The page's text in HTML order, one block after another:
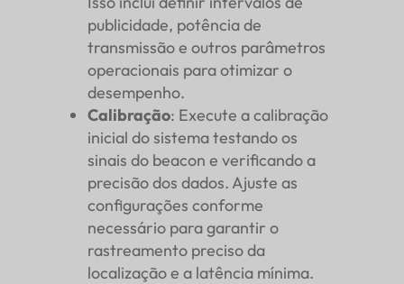
publicidade, potência de
transmissão e outros parâmetros
operacionais para otimizar o
desempenho.
Calibração: Execute a calibração
inicial do sistema testando os
sinais do beacon e verificando a
precisão dos dados. Ajuste as
configurações conforme
necessário para garantir o
rastreamento preciso da
localização e a latência mínima.